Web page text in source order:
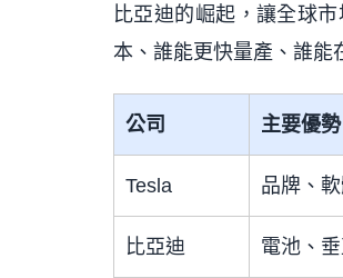
比亞迪的崛起，讓全球
本、誰能更快量產、誰能
公司 主要優勢
Tesla 品牌、
比亞迪 電池、